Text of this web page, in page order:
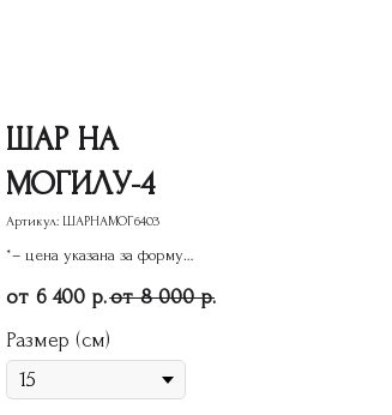
ШАР НА
МОГИЛУ-4
Артикул: ШАРНАМОГ6403
*– цена указана за форму
6 400 р. 8 000 р.
Размер (см)